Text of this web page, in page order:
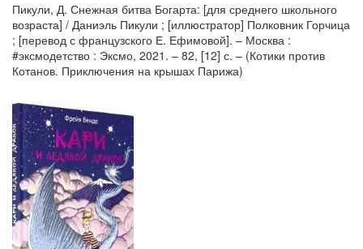
Пикули, Д. Снежная битва Богарта: [для среднего школьного
возраста] / Даниэль Пикули ; [иллюстратор] Полковник Горчица
; [перевод с французского Е. Ефимовой]. – Москва :
#эксмодетство : Эксмо, 2021. – 82, [12] с. – (Котики против
Котанов. Приключения на крышах Парижа)